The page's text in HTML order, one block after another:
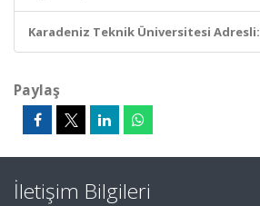
Karadeniz Teknik Üniversitesi Adresli:
Paylaş
İletişim Bilgileri